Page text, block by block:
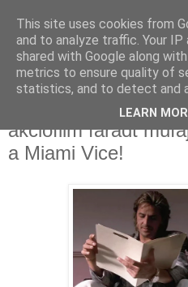
2025. október 25., szombat
Ez a két színész
akciófilm fáradt
a Miami Vice!
This site uses cookies from
and to analyze traffic. Your
shared with Google along
metrics to ensure quality of
statistics, and to detect and
LEARN